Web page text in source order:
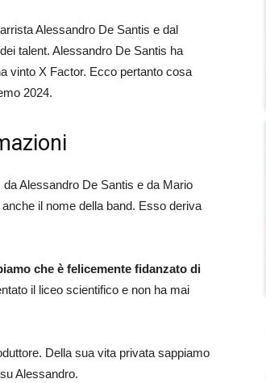
Alessandro De Santis e dal
talent. Alessandro De Santis ha
vinto X Factor. Ecco pertanto cosa
2024.
Alessandro De Santis e da Mario
il nome della band. Esso deriva
che è felicemente fidanzato di
il liceo scientifico e non ha mai
Della sua vita privata sappiamo
Alessandro.